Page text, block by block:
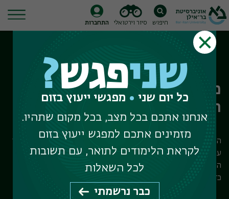
Skip
חיפוש סיור וירטואלי התחברות
מדור קבלת תלמידים לתואר
ראשון
המדור מטפל ברישום לתואר ראשון, רפואה ותעודת הוראה. אם הנך
עומד בתנאים לקבלה אנו שמחים בשמחתך. אם אינך עומד בתנאי
הקבלה יש באפשרותך להתייעץ עם נציגי המדור לקבלת תלמידים
כדי לבדוק אפשרויות לשיפור סיכויי קבלתך.
שניפגש?
כל יום שני מפגשי ייעוץ בזום
אנחנו אתכם בכל מצב, בכל מקום שתהיו.
מזמינים אתכם למפגש ייעוץ בזום
לקראת הלימודים לתואר, עם תשובות
לכל השאלות
כבר נרשמתי